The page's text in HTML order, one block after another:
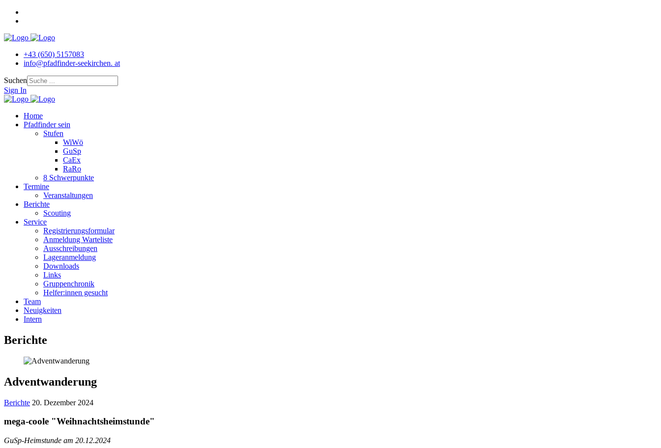
+43 (650) 5157083
info@pfadfinder‐seekirchen. at
Suchen
Sign In
Home
Pfadfinder sein
Stufen
WiWö
GuSp
CaEx
RaRo
8 Schwerpunkte
Termine
Veranstaltungen
Berichte
Scouting
Service
Registrierungsformular
Anmeldung Warteliste
Ausschreibungen
Lageranmeldung
Downloads
Links
Gruppenchronik
Helfer:innen gesucht
Team
Neuigkeiten
Intern
Berichte
Adventwanderung
Berichte 20. Dezember 2024
mega-coole "Weihnachtsheimstunde"
GuSp-Heimstunde am 20.12.2024